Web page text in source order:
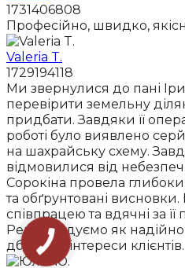
1731406808
Професійно, швидко,
Valeria T.
1729194118
Ми звернулися до пані
перевірити земельну
придбати. Завдяки її
роботі було виявлено
на шахрайську схему.
відмовилися від
Сорокіна провела
та обґрунтовані
співпрацею та вдячні за її
Рекомендуємо як
дбає про інтереси клієнтів.